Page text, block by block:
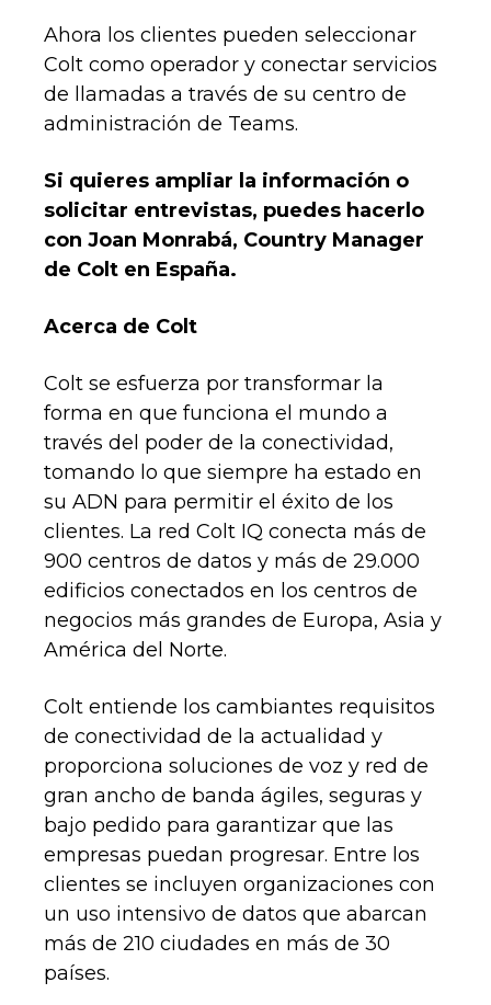
Ahora los clientes pueden seleccionar
Colt como operador y conectar servicios
de llamadas a través de su centro de
administración de Teams.
Si quieres ampliar la información o
solicitar entrevistas, puedes hacerlo
con Joan Monrabá, Country Manager
de Colt en España.
Acerca de Colt
Colt se esfuerza por transformar la
forma en que funciona el mundo a
través del poder de la conectividad,
tomando lo que siempre ha estado en
su ADN para permitir el éxito de los
clientes. La red Colt IQ conecta más de
900 centros de datos y más de 29.000
edificios conectados en los centros de
negocios más grandes de Europa, Asia y
América del Norte.
Colt entiende los cambiantes requisitos
de conectividad de la actualidad y
proporciona soluciones de voz y red de
gran ancho de banda ágiles, seguras y
bajo pedido para garantizar que las
empresas puedan progresar. Entre los
clientes se incluyen organizaciones con
un uso intensivo de datos que abarcan
más de 210 ciudades en más de 30
países.